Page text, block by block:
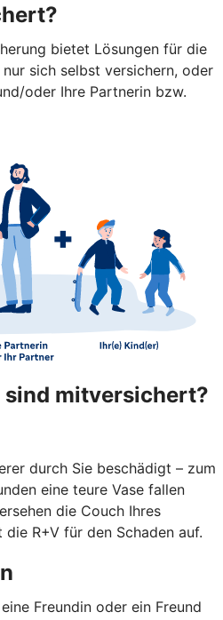
bietet Lösungen für die
sich selbst versichern, oder
oder Ihre Partnerin bzw.
sind mitversichert?
durch Sie beschädigt – zum
eine teure Vase fallen
die Couch Ihres
R+V für den Schaden auf.
Freundin oder ein Freund